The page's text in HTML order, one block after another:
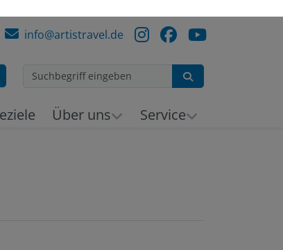
info@artistravel.de